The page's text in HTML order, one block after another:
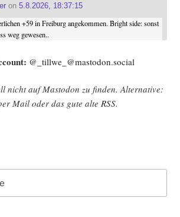
on 5.8.2026, 18:37:15
+59 in Freiburg angekommen. Bright side: sonst
weg gewesen..
@_tillwe_@mastodon.social
nicht auf Mast­o­don zu fin­den. Alter­na­ti­ve:
Mail oder das gute alte RSS.